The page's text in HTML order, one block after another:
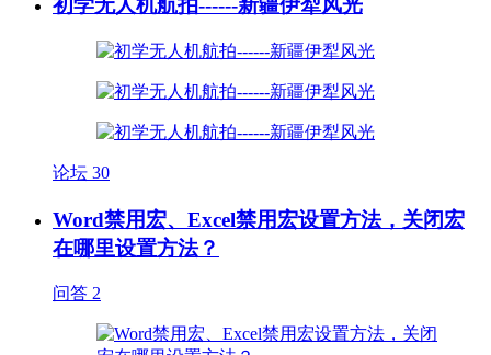
初学无人机航拍------新疆伊犁风光
论坛 30
Word禁用宏、Excel禁用宏设置方法，关闭宏
在哪里设置方法？
问答 2